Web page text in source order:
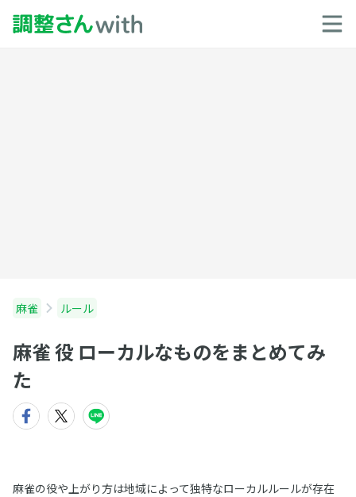
麻雀 ルール
麻雀 役 ローカルなものをまとめてみ
た
麻雀の役や上がり方は地域によって独特なローカルルールが存在